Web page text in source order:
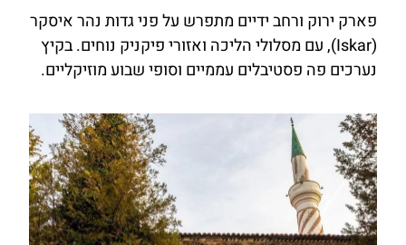
פארק ירוק ורחב ידיים מתפרש על פני גדות נהר איסקר
(Iskar), עם מסלולי הליכה ואזורי פיקניק נוחים. בקיץ
נערכים פה פסטיבלים עממיים וסופי שבוע מוזיקליים.